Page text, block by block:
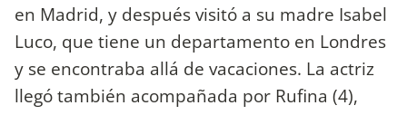
en Madrid, y después visitó a su madre Isabel
Luco, que tiene un departamento en Londres
y se encontraba allá de vacaciones. La actriz
llegó también acompañada por Rufina (4),